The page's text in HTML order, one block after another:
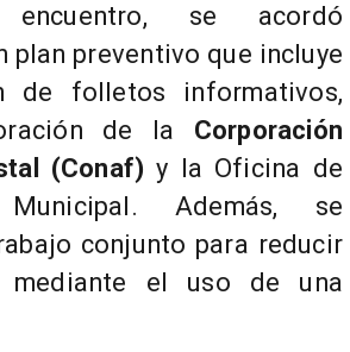
se acordó
plan preventivo que incluye
de folletos informativos,
de la Corporación
(Conaf) y la Oficina de
Municipal. Además, se
conjunto para reducir
mediante el uso de una